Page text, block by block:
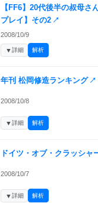
【FF6】20代後半の叔母さ
プレイ】その2 ↗
2008/10/9
▼詳細 解析
年刊 松岡修造ランキング ↗
2008/10/8
▼詳細 解析
ドイツ・オブ・クラッシャ
2008/10/7
▼詳細 解析